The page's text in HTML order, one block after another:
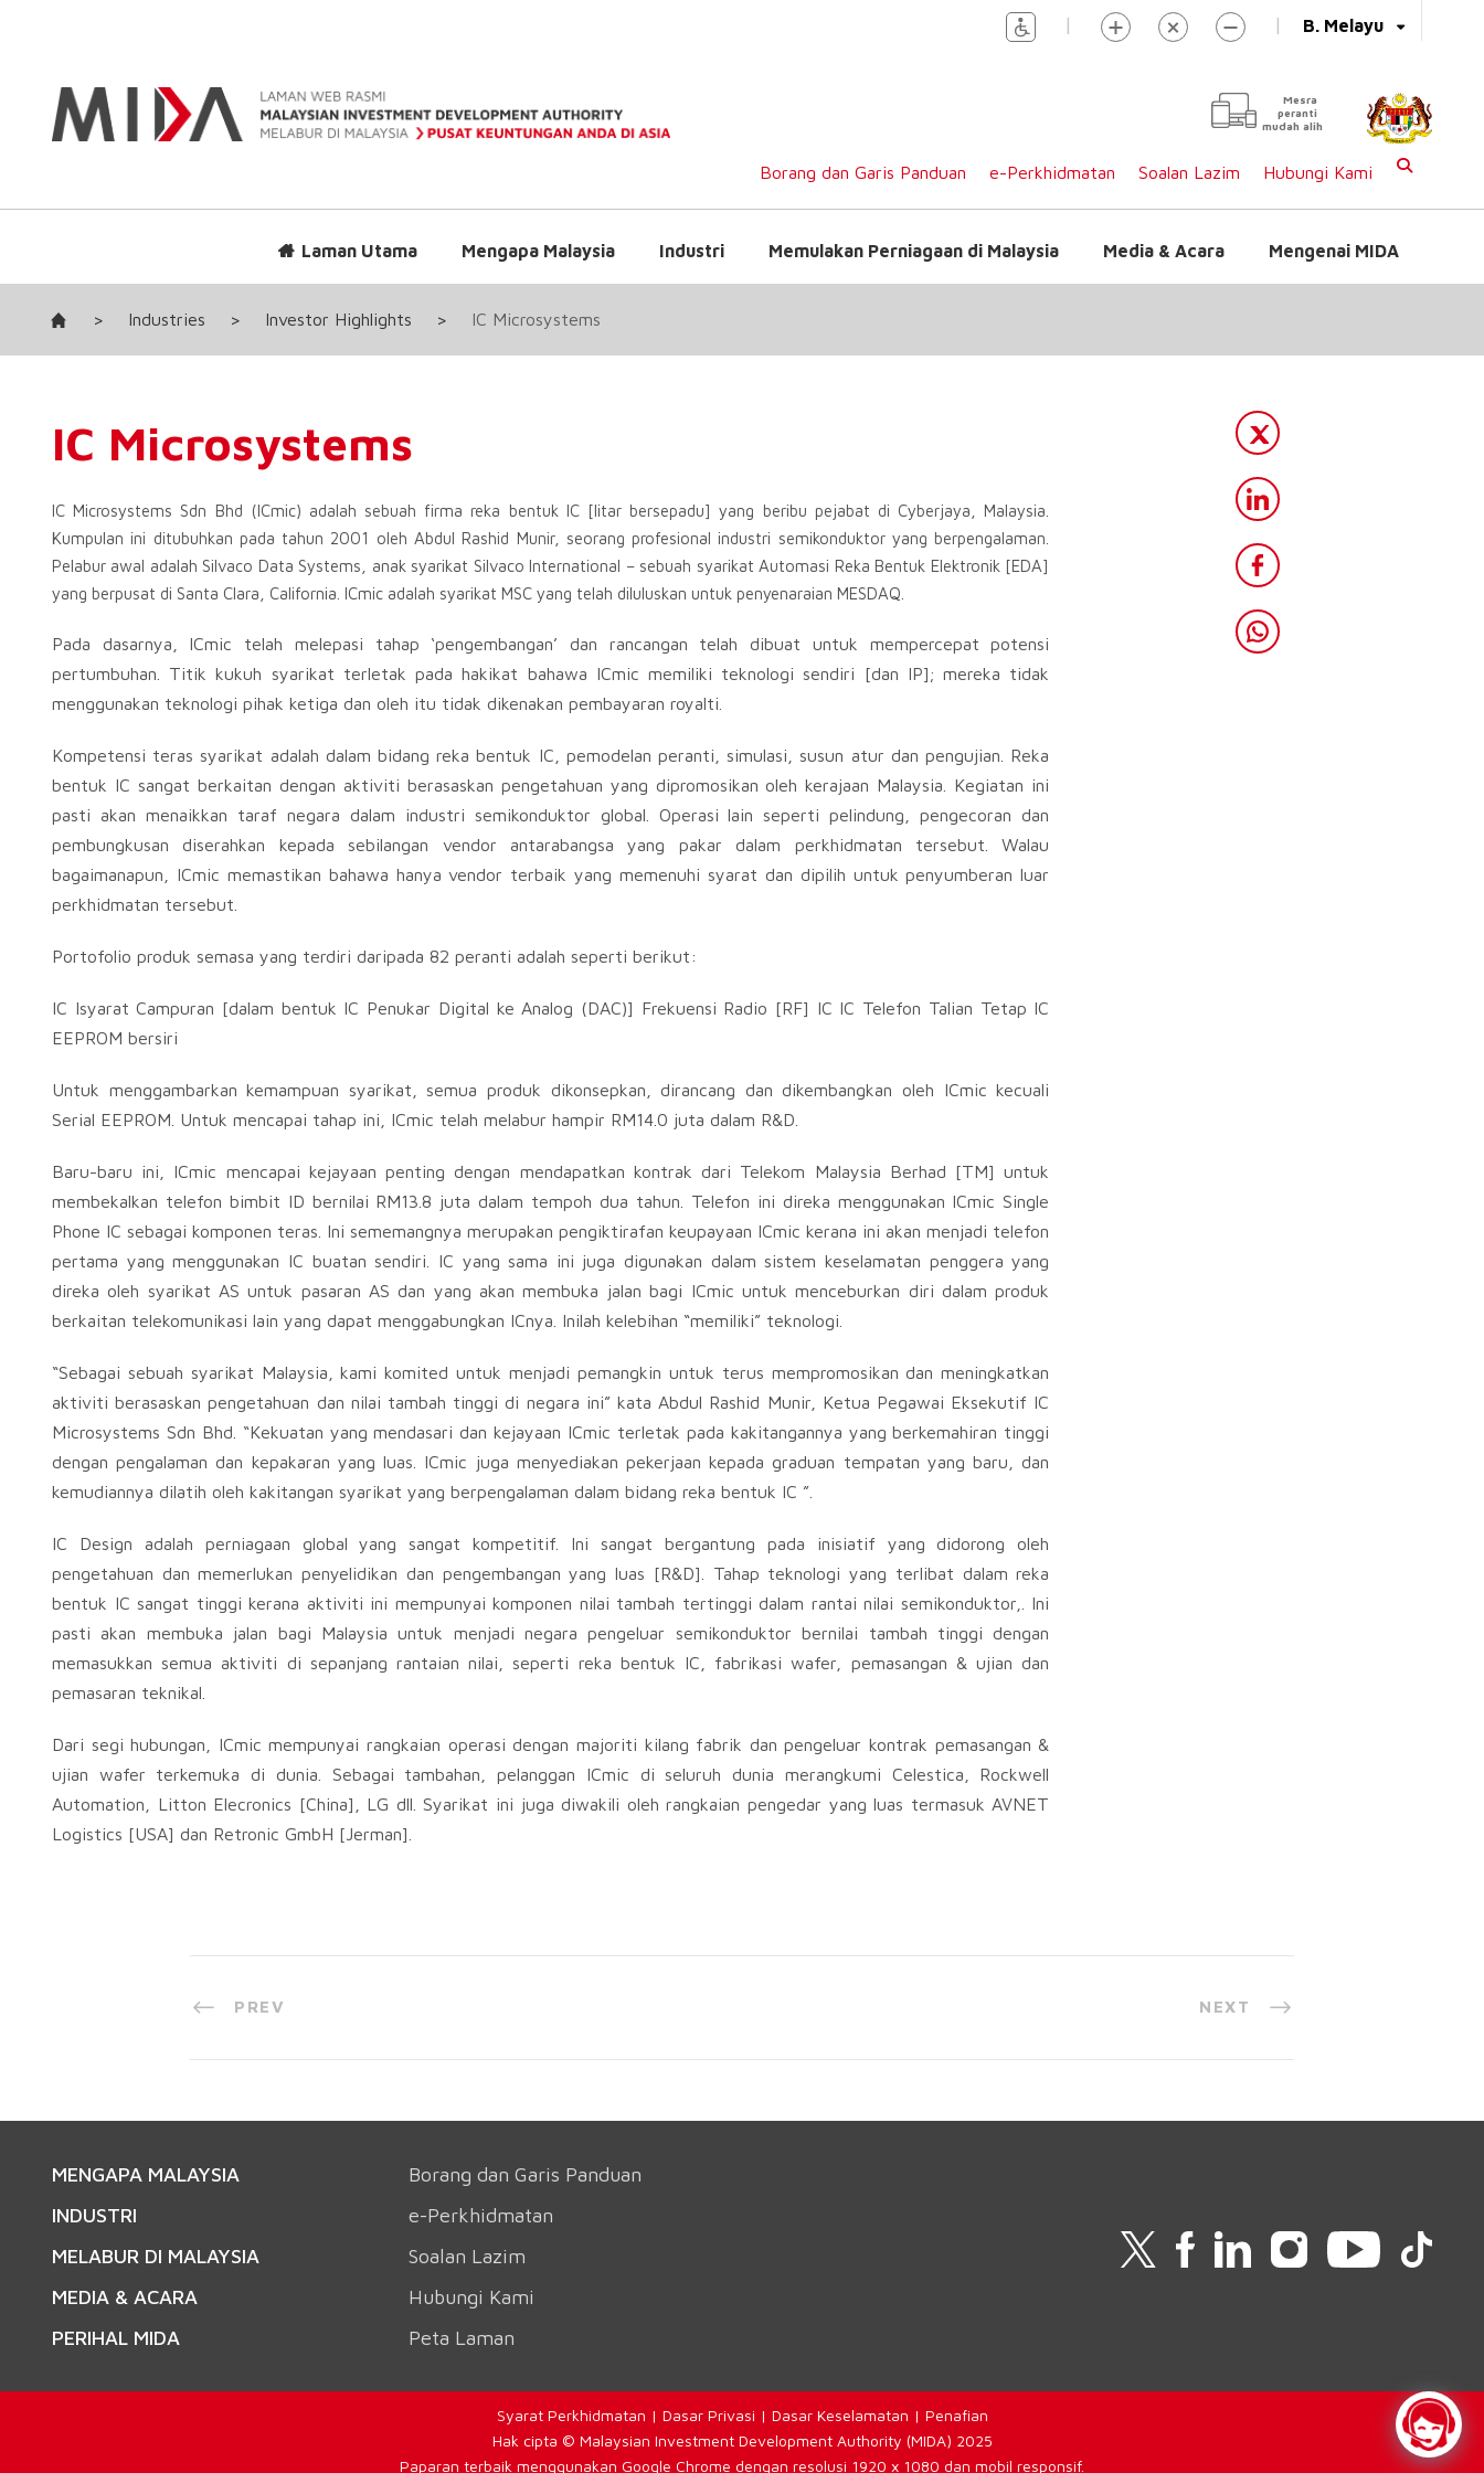
B. Melayu
| |
Mesra
peranti
mudah alih
Borang dan Garis Panduan e-Perkhidmatan Soalan Lazim Hubungi Kami
Laman Utama Mengapa Malaysia Industri Memulakan Perniagaan di Malaysia Media & Acara Mengenai MIDA
> Industries > Investor Highlights > IC Microsystems
IC Microsystems
IC Microsystems Sdn Bhd (ICmic) adalah sebuah firma reka bentuk IC [litar bersepadu] yang beribu pejabat di Cyberjaya, Malaysia.
Kumpulan ini ditubuhkan pada tahun 2001 oleh Abdul Rashid Munir, seorang profesional industri semikonduktor yang berpengalaman.
Pelabur awal adalah Silvaco Data Systems, anak syarikat Silvaco International – sebuah syarikat Automasi Reka Bentuk Elektronik [EDA]
yang berpusat di Santa Clara, California. ICmic adalah syarikat MSC yang telah diluluskan untuk penyenaraian MESDAQ.
Pada dasarnya, ICmic telah melepasi tahap ‘pengembangan’ dan rancangan telah dibuat untuk mempercepat potensi
pertumbuhan. Titik kukuh syarikat terletak pada hakikat bahawa ICmic memiliki teknologi sendiri [dan IP]; mereka tidak
menggunakan teknologi pihak ketiga dan oleh itu tidak dikenakan pembayaran royalti.
Kompetensi teras syarikat adalah dalam bidang reka bentuk IC, pemodelan peranti, simulasi, susun atur dan pengujian. Reka
bentuk IC sangat berkaitan dengan aktiviti berasaskan pengetahuan yang dipromosikan oleh kerajaan Malaysia. Kegiatan ini
pasti akan menaikkan taraf negara dalam industri semikonduktor global. Operasi lain seperti pelindung, pengecoran dan
pembungkusan diserahkan kepada sebilangan vendor antarabangsa yang pakar dalam perkhidmatan tersebut. Walau
bagaimanapun, ICmic memastikan bahawa hanya vendor terbaik yang memenuhi syarat dan dipilih untuk penyumberan luar
perkhidmatan tersebut.
Portofolio produk semasa yang terdiri daripada 82 peranti adalah seperti berikut:
IC Isyarat Campuran [dalam bentuk IC Penukar Digital ke Analog (DAC)] Frekuensi Radio [RF] IC IC Telefon Talian Tetap IC
EEPROM bersiri
Untuk menggambarkan kemampuan syarikat, semua produk dikonsepkan, dirancang dan dikembangkan oleh ICmic kecuali
Serial EEPROM. Untuk mencapai tahap ini, ICmic telah melabur hampir RM14.0 juta dalam R&D.
Baru-baru ini, ICmic mencapai kejayaan penting dengan mendapatkan kontrak dari Telekom Malaysia Berhad [TM] untuk
membekalkan telefon bimbit ID bernilai RM13.8 juta dalam tempoh dua tahun. Telefon ini direka menggunakan ICmic Single
Phone IC sebagai komponen teras. Ini sememangnya merupakan pengiktirafan keupayaan ICmic kerana ini akan menjadi telefon
pertama yang menggunakan IC buatan sendiri. IC yang sama ini juga digunakan dalam sistem keselamatan penggera yang
direka oleh syarikat AS untuk pasaran AS dan yang akan membuka jalan bagi ICmic untuk menceburkan diri dalam produk
berkaitan telekomunikasi lain yang dapat menggabungkan ICnya. Inilah kelebihan “memiliki” teknologi.
“Sebagai sebuah syarikat Malaysia, kami komited untuk menjadi pemangkin untuk terus mempromosikan dan meningkatkan
aktiviti berasaskan pengetahuan dan nilai tambah tinggi di negara ini” kata Abdul Rashid Munir, Ketua Pegawai Eksekutif IC
Microsystems Sdn Bhd. “Kekuatan yang mendasari dan kejayaan ICmic terletak pada kakitangannya yang berkemahiran tinggi
dengan pengalaman dan kepakaran yang luas. ICmic juga menyediakan pekerjaan kepada graduan tempatan yang baru, dan
kemudiannya dilatih oleh kakitangan syarikat yang berpengalaman dalam bidang reka bentuk IC ”.
IC Design adalah perniagaan global yang sangat kompetitif. Ini sangat bergantung pada inisiatif yang didorong oleh
pengetahuan dan memerlukan penyelidikan dan pengembangan yang luas [R&D]. Tahap teknologi yang terlibat dalam reka
bentuk IC sangat tinggi kerana aktiviti ini mempunyai komponen nilai tambah tertinggi dalam rantai nilai semikonduktor,. Ini
pasti akan membuka jalan bagi Malaysia untuk menjadi negara pengeluar semikonduktor bernilai tambah tinggi dengan
memasukkan semua aktiviti di sepanjang rantaian nilai, seperti reka bentuk IC, fabrikasi wafer, pemasangan & ujian dan
pemasaran teknikal.
Dari segi hubungan, ICmic mempunyai rangkaian operasi dengan majoriti kilang fabrik dan pengeluar kontrak pemasangan &
ujian wafer terkemuka di dunia. Sebagai tambahan, pelanggan ICmic di seluruh dunia merangkumi Celestica, Rockwell
Automation, Litton Elecronics [China], LG dll. Syarikat ini juga diwakili oleh rangkaian pengedar yang luas termasuk AVNET
Logistics [USA] dan Retronic GmbH [Jerman].
PREV NEXT
MENGAPA MALAYSIA
INDUSTRI
MELABUR DI MALAYSIA
MEDIA & ACARA
PERIHAL MIDA
Borang dan Garis Panduan
e-Perkhidmatan
Soalan Lazim
Hubungi Kami
Peta Laman
Syarat Perkhidmatan | Dasar Privasi | Dasar Keselamatan | Penafian
Hak cipta © Malaysian Investment Development Authority (MIDA) 2025
Paparan terbaik menggunakan Google Chrome dengan resolusi 1920 x 1080 dan mobil responsif.